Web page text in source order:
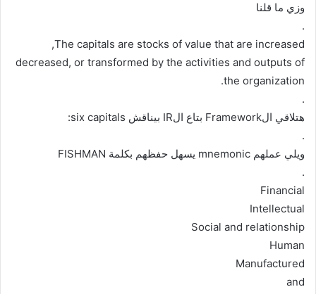
وزي ما قلنا
.
The capitals are stocks of value that are increased,
decreased, or transformed by the activities and outputs of
the organization.
.
هتلاقي الFramework بتاع الIR بيناقش six capitals:
.
ويلي عملهم mnemonic يسهل حفظهم بكلمة FISHMAN
.
Financial
Intellectual
Social and relationship
Human
Manufactured
and